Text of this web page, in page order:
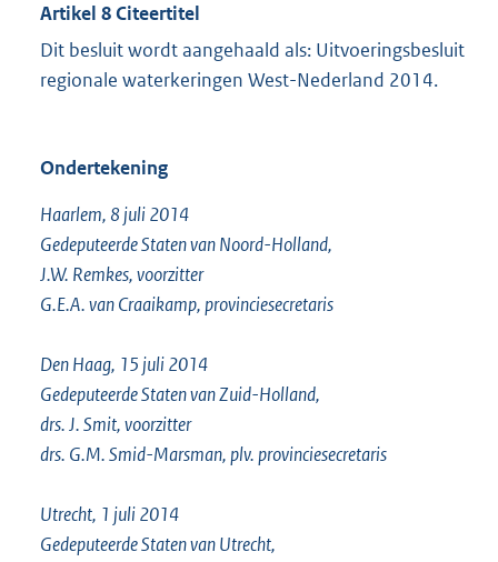
Artikel 8 Citeertitel
Dit besluit wordt aangehaald als: Uitvoeringsbesluit
regionale waterkeringen West-Nederland 2014.
Ondertekening
Haarlem, 8 juli 2014
Gedeputeerde Staten van Noord-Holland,
J.W. Remkes, voorzitter
G.E.A. van Craaikamp, provinciesecretaris
Den Haag, 15 juli 2014
Gedeputeerde Staten van Zuid-Holland,
drs. J. Smit, voorzitter
drs. G.M. Smid-Marsman, plv. provinciesecretaris
Utrecht, 1 juli 2014
Gedeputeerde Staten van Utrecht,